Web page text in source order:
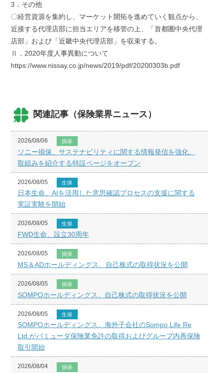
3．その他
〇経営資源を集約し、マーケット開拓を進めていく観点から、
近接する代理店部に担当エリアを移管の上、「首都圏中央代理
店部」および「近畿中央代理店部」を収束する。
Ⅱ．2020年度人事異動について
https://www.nissay.co.jp/news/2019/pdf/20200303b.pdf
関連記事（保険業界ニュース）
2026/08/06 損保
ソニー損保、サステナビリティに関する情報発信を強化、
取組みを紹介する特設ページをオープン
2026/08/05 生保
日本生命、AIを活用した意思確認プロセスの支援に関する
実証実験を開始
2026/08/05 生保
FWD生命、設立30周年
2026/08/05 損保
MS＆ADホールディングス、自己株式の取得状況を公開
2026/08/05 損保
SOMPOホールディングス、自己株式の取得状況を公開
2026/08/05 生保
SOMPOホールディングス、海外子会社のSompo Life Re
Ltd.がバミューダ保険業免許の取得およびグループ内再保険
取引開始
2026/08/04 損保